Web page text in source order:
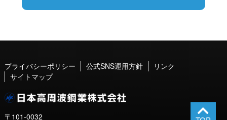
プライバシーポリシー 公式SNS運用方針
リンク
サイトマップ
〒101-0032